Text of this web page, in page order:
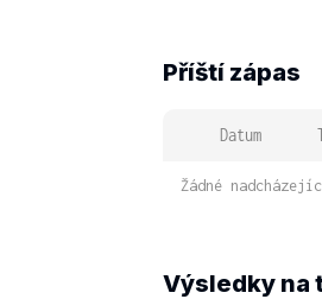
Příští zápas
Datum
Žádné
Výsledky na